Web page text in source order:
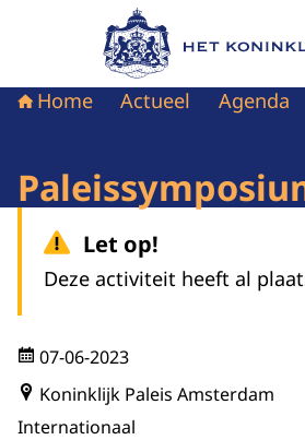
Naar de homepage van
Home Actueel Agenda
Let op!
Deze activiteit heeft al
07-06-2023
Koninklijk Paleis Amsterdam
Internationaal